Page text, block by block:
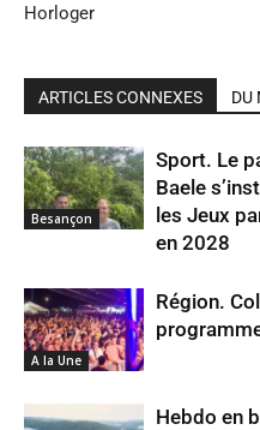
Horloger
ARTICLES CONNEXES DU
Besançon
Sport. Le
Baele
les Jeux
en 2028
A la Une
Région.
Hebdo en